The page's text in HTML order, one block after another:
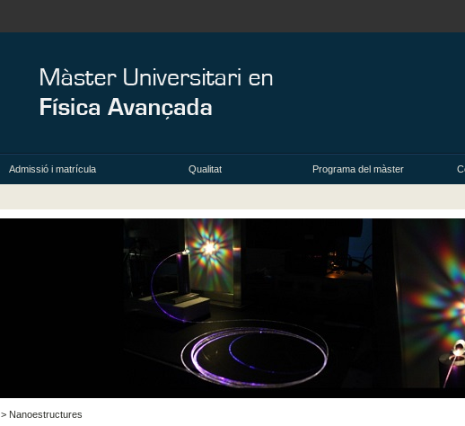
Admissió i matrícula Qualitat Programa del màster
> Nanoestructures